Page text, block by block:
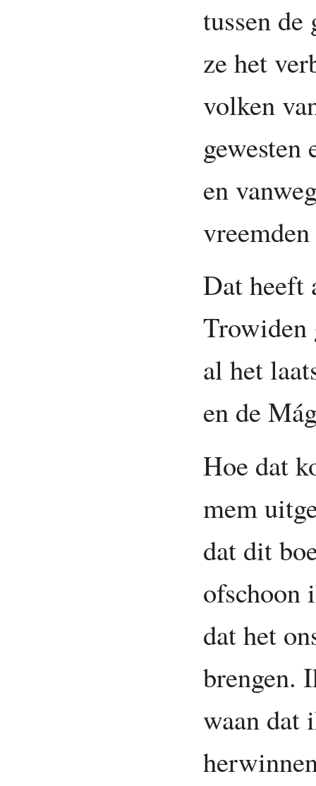
tussen de
ze het
volken
gewesten
en
Dat heeft
Trowiden
al het
en de
Hoe dat
mem
dat dit
ofschoon
dat het
brengen.
waan dat